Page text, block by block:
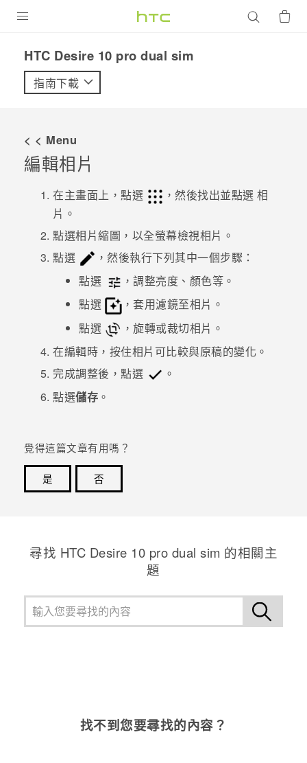
VIVE
配件
焦點訊息
銷售門市
VIVELAND
HTC Desire 10 pro dual sim‎
指南下載
< < Menu
編輯相片
在主畫面上，點選 ，然後找出並點選 相
片 。
點選相片縮圖，以全螢幕檢視相片。
點選
，然後執行下列其中一個步驟：
點選
，調整亮度、顏色等。
點選
，套用濾鏡至相片。
點選
，旋轉或裁切相片。
在編輯時，按住相片可比較與原稿的變化。
完成調整後，點選
。
點選儲存 。
覺得這篇文章有用嗎？
是
否
尋找 HTC Desire 10 pro dual sim 的相關主
題
找不到您要尋找的內容？